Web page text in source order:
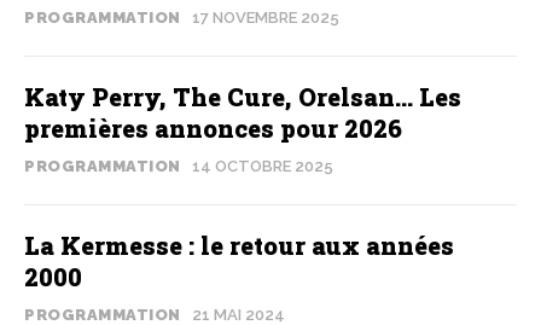
PROGRAMMATION 17 NOVEMBRE 2025
Katy Perry, The Cure, Orelsan… Les
premières annonces pour 2026
PROGRAMMATION 14 OCTOBRE 2025
La Kermesse : le retour aux années
2000
PROGRAMMATION 21 MAI 2024